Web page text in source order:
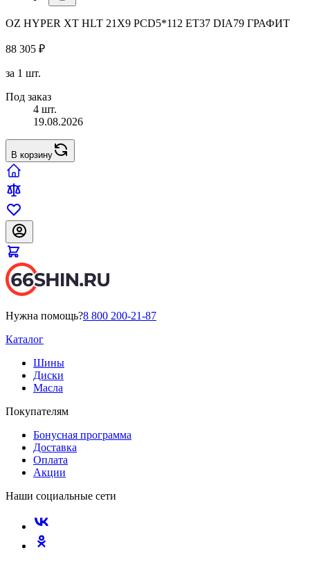
OZ HYPER XT HLT 21X9 PCD5*112 ET37 DIA79 ГРАФИТ
88 305 ₽
за 1 шт.
Под заказ
4 шт.
19.08.2026
В корзину
Нужна помощь?8 800 200-21-87
Каталог
Шины
Диски
Масла
Покупателям
Бонусная программа
Доставка
Оплата
Акции
Наши социальные сети